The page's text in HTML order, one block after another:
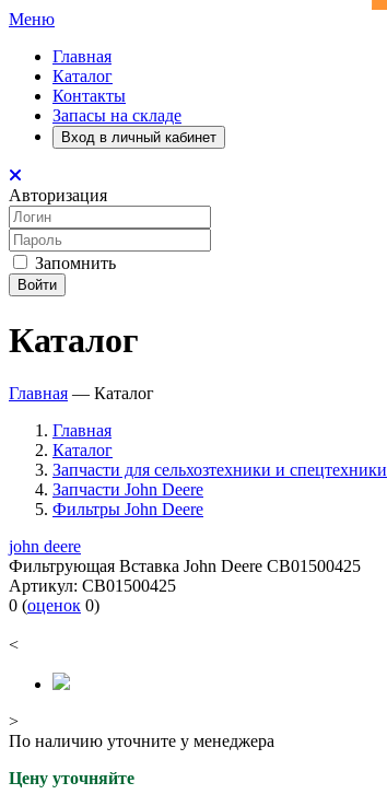
Меню
Главная
Каталог
Контакты
Запасы на складе
Вход в личный кабинет
Авторизация
Запомнить
Войти
Каталог
Главная — Каталог
Главная
Каталог
Запчасти для сельхозтехники и спецтехники
Запчасти John Deere
Фильтры John Deere
john deere
Фильтрующая Вставка John Deere CB01500425
Артикул: CB01500425
0 (оценок 0)
<
>
По наличию уточните у менеджера
Цену уточняйте